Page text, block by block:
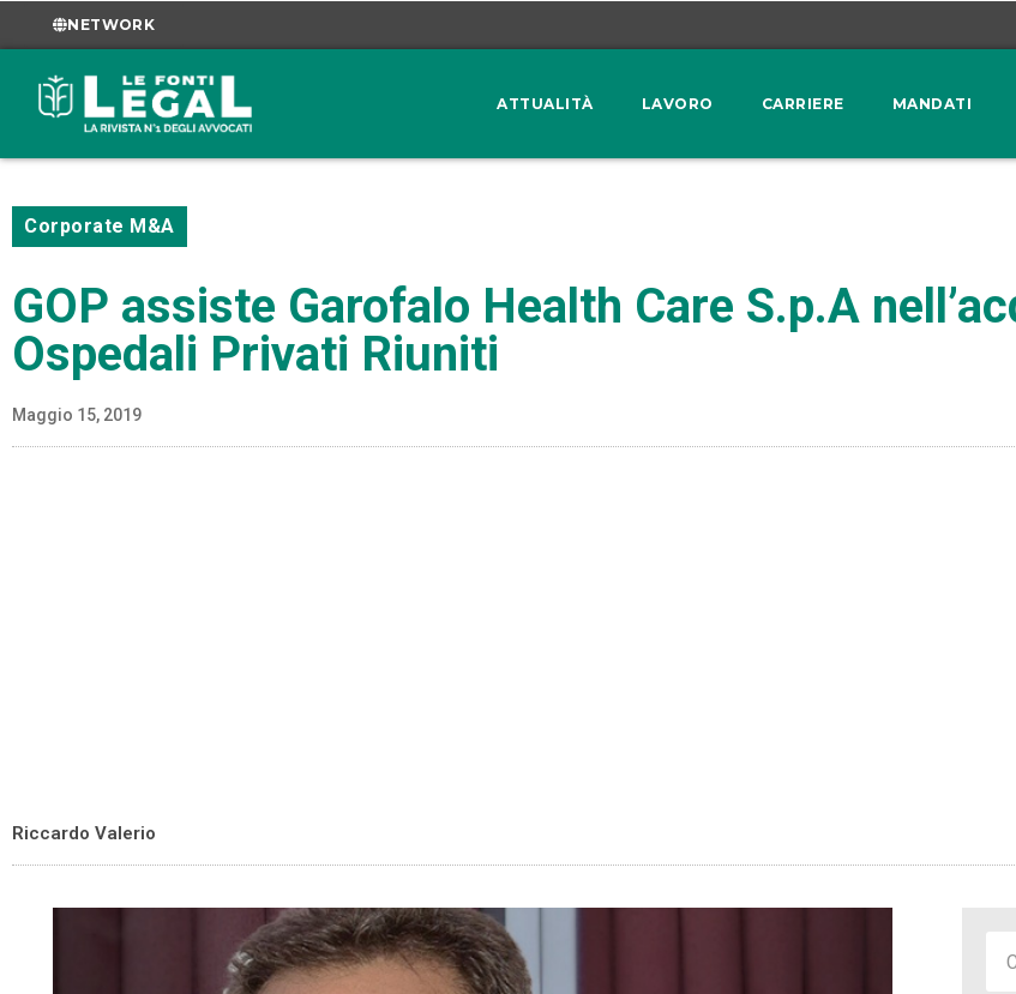
NETWORK
ATTUALITÀ LAVORO CARRIERE MANDATI
Corporate M&A
GOP assiste Garofalo Health Care S.p.A
Ospedali Privati Riuniti
Maggio 15, 2019
Riccardo Valerio